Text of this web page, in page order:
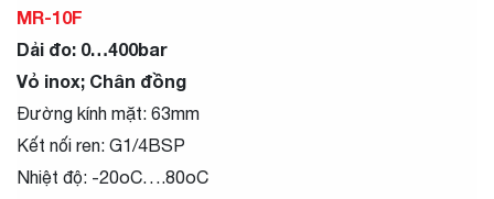
MR-10F
Dải đo: 0…400bar
Vỏ inox; Chân đồng
Đường kính mặt: 63mm
Kết nối ren: G1/4BSP
Nhiệt độ: -20oC….80oC